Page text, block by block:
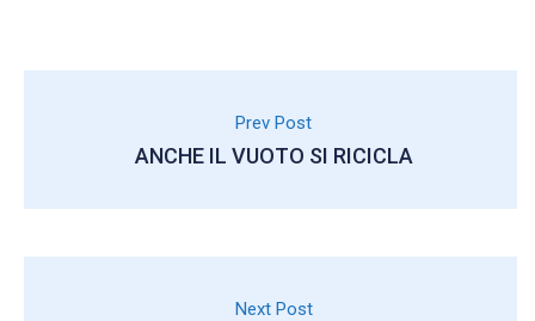
Prev Post
ANCHE IL VUOTO SI RICICLA
Next Post